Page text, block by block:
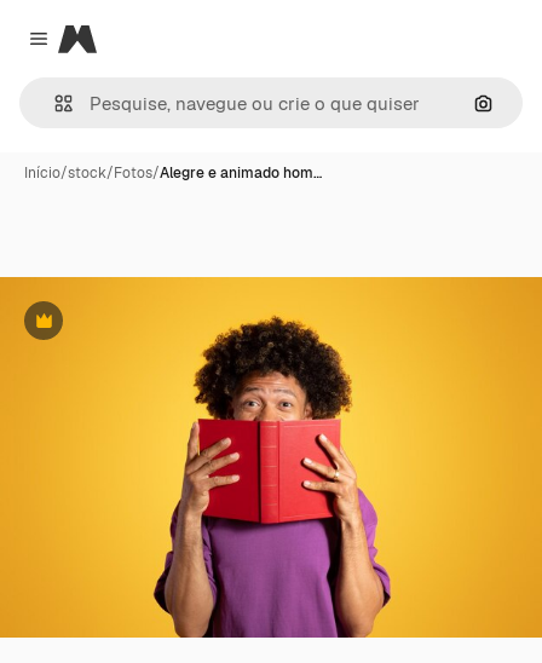
Close menu
Magnific
Início/stock/Fotos/Alegre e animado hom…
Premium